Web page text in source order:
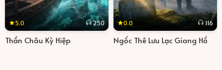
5.0 250
Thần Châu Kỳ Hiệp
0.0 116
Ngốc Thê Lưu Lạc Giang Hồ